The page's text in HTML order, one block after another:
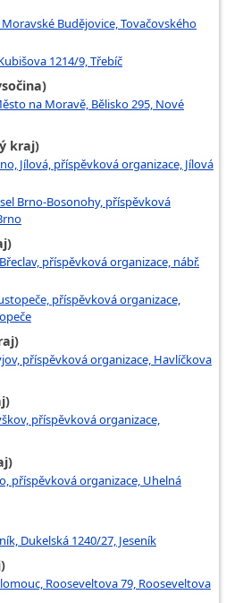
Budějovice, Tovačovského
1214/9, Třebíč
na Moravě, Bělisko 295, Nové
kraj)
Jílová, příspěvková organizace, Jílová
Brno-Bosonohy, příspěvková
příspěvková organizace, nábř.
příspěvková organizace,
příspěvková organizace, Havlíčkova
příspěvková organizace,
příspěvková organizace, Uhelná
Dukelská 1240/27, Jeseník
Rooseveltova 79, Rooseveltova